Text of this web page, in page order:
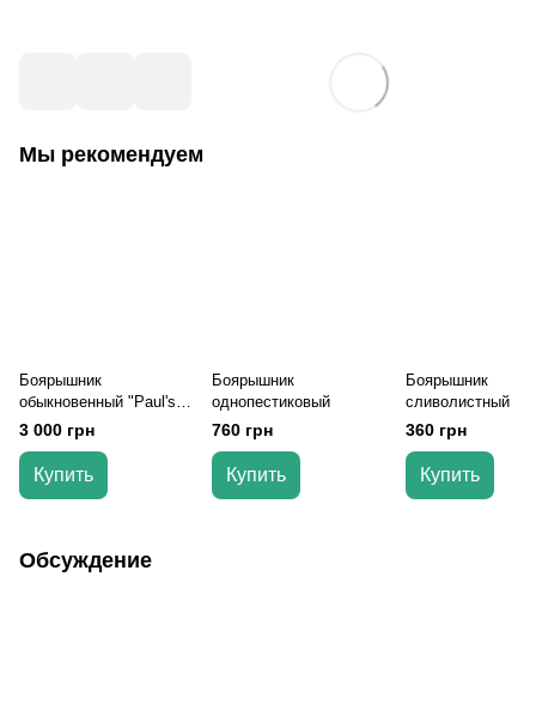
Мы рекомендуем
Боярышник
обыкновенный "Paul's
Scarlet" (Паульс
Скарлет)
3 000 грн
Купить
Боярышник
однопестиковый
760 грн
Купить
Боярышник
сливолистный
360 грн
Купить
Обсуждение